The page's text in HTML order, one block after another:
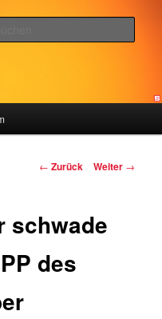
Beitragsnavigation
← Zurück Weiter →
schwade
des